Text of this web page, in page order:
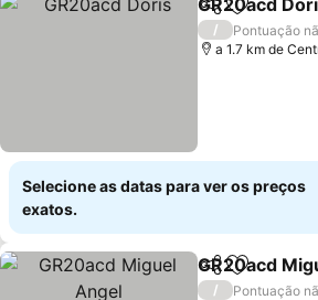
PartilharAdicionar
GR20acd
/
Pontuação
a 1.7 km de
Selecione as datas para ver os preços
exatos.
PartilharAdicionar
GR20acd
/
Pontuação